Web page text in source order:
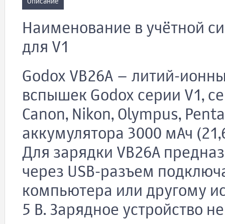
Описание
Наименование в учётной
для V1
Godox VB26A – литий-
вспышек Godox серии V1,
Canon, Nikon, Olympus,
аккумулятора 3000 мАч
Для зарядки VB26A
через USB-разъем
компьютера или другому
5 В. Зарядное устройство